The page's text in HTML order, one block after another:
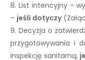
8. List intencyjny –
– jeśli dotyczy
9. Decyzja o
przygotowywania i
inspekcję sanitarną,